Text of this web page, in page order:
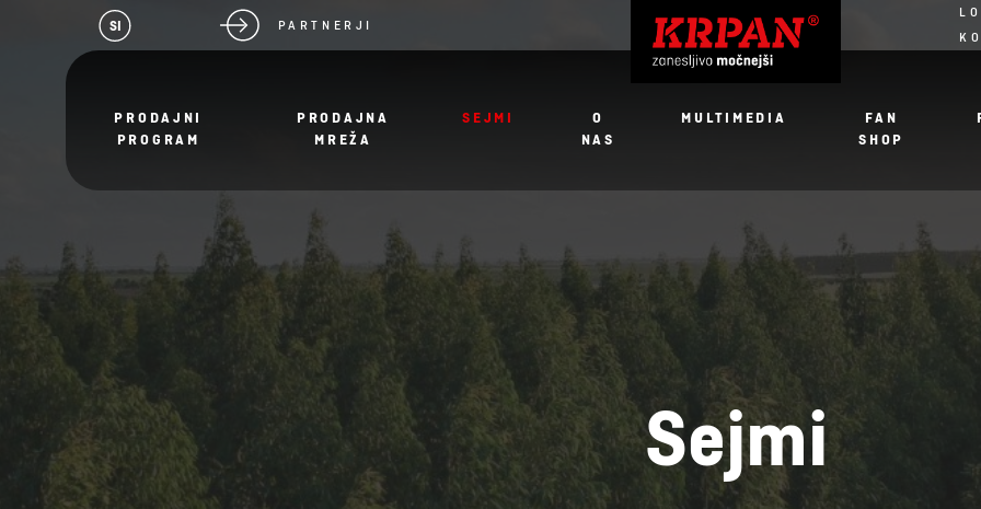
SI PARTNERJI
PRODAJNI
PROGRAM
PRODAJNA
MREŽA
SEJMI
O
NAS
MULTIMEDIA
FAN
SHOP
Sejmi